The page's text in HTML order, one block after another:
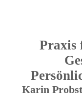
Praxis
Karin